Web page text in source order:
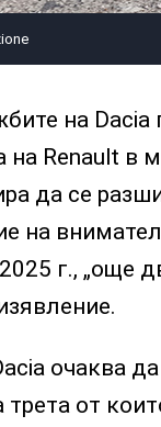
на
на Renault в
да се
на
г., „още
очаква
трета от